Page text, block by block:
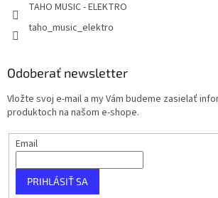
TAHO MUSIC - ELEKTRO
taho_music_elektro
Odoberať newsletter
Vložte svoj e-mail a my Vám budeme zasielať
produktoch na našom e-shope.
Email
PRIHLÁSIŤ SA